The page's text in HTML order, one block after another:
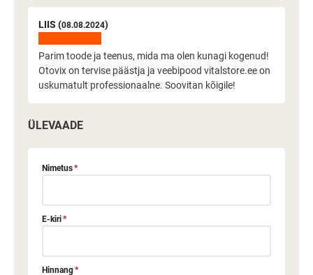
LIIS (08.08.2024)
Parim toode ja teenus, mida ma olen kunagi kogenud!
Otovix on tervise päästja ja veebipood vitalstore.ee on
uskumatult professionaalne. Soovitan kõigile!
ÜLEVAADE
Nimetus*
E-kiri*
Hinnang*